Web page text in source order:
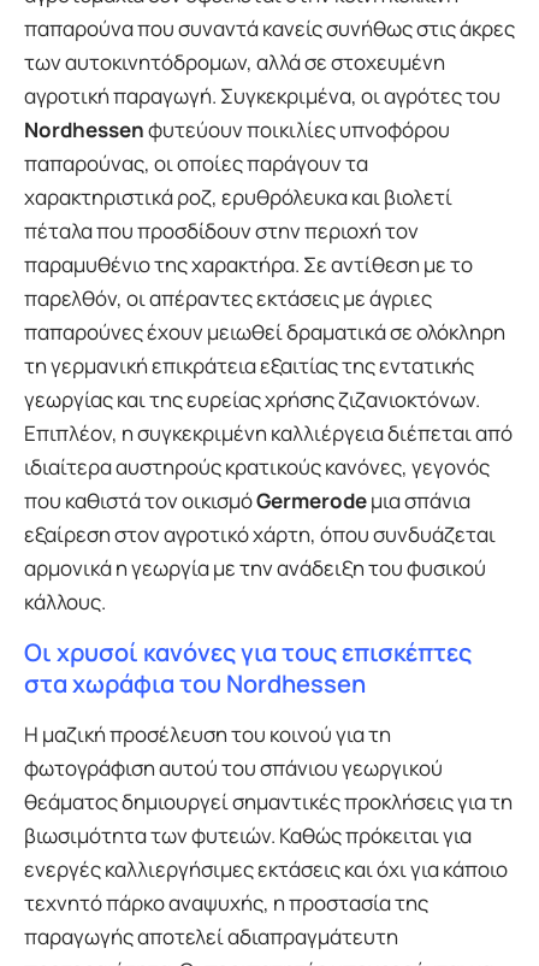
παπαρούνα που συναντά κανείς συνήθως στις άκρες
των αυτοκινητόδρομων, αλλά σε στοχευμένη
αγροτική παραγωγή. Συγκεκριμένα, οι αγρότες του
Nordhessenφυτεύουν ποικιλίες υπνοφόρου
παπαρούνας, οι οποίες παράγουν τα
χαρακτηριστικά ροζ, ερυθρόλευκα και βιολετί
πέταλα που προσδίδουν στην περιοχή τον
παραμυθένιο της χαρακτήρα. Σε αντίθεση με το
παρελθόν, οι απέραντες εκτάσεις με άγριες
παπαρούνες έχουν μειωθεί δραματικά σε ολόκληρη
τη γερμανική επικράτεια εξαιτίας της εντατικής
γεωργίας και της ευρείας χρήσης ζιζανιοκτόνων.
Επιπλέον, η συγκεκριμένη καλλιέργεια διέπεται από
ιδιαίτερα αυστηρούς κρατικούς κανόνες, γεγονός
που καθιστά τον οικισμόGermerodeμια σπάνια
εξαίρεση στον αγροτικό χάρτη, όπου συνδυάζεται
αρμονικά η γεωργία με την ανάδειξη του φυσικού
κάλλους.
Οι χρυσοί κανόνες για τους επισκέπτες
στα χωράφια του Nordhessen
Η μαζική προσέλευση του κοινού για τη
φωτογράφιση αυτού του σπάνιου γεωργικού
θεάματος δημιουργεί σημαντικές προκλήσεις για τη
βιωσιμότητα των φυτειών. Καθώς πρόκειται για
ενεργές καλλιεργήσιμες εκτάσεις και όχι για κάποιο
τεχνητό πάρκο αναψυχής, η προστασία της
παραγωγής αποτελεί αδιαπραγμάτευτη